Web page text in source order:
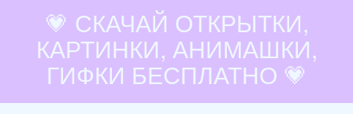
💗 СКАЧАЙ ОТКРЫТКИ,
КАРТИНКИ, АНИМАШКИ,
ГИФКИ БЕСПЛАТНО 💗